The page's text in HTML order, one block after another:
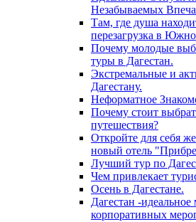
Незабываемых
Там, где душа
перезагрузка в
Почему молодые
туры в Дагестан.
Экстремальные и
Дагестану.
Неформатное
Почему стоит
путешествия?
Откройте для себя
новый отель
Лучший тур по
Чем привлекает
Осень в Дагестане.
Дагестан -идеальное
корпоративных